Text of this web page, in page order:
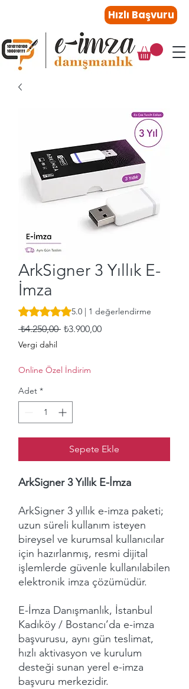
Hızlı Başvuru
ArkSigner 3 Yıllık E-
İmza
1 değerlendirmeye göre beş yıldız
5.0 | 1 değerlendirme
₺4.250,00 Normal
₺3.900,00İndirimli
Vergi dahil
Online Özel İndirim
Adet *
Sepete Ekle
ArkSigner 3 Yıllık E-İmza
ArkSigner 3 yıllık e-imza paketi;
uzun süreli kullanım isteyen
bireysel ve kurumsal kullanıcılar
için hazırlanmış, resmi dijital
işlemlerde güvenle kullanılabilen
elektronik imza çözümüdür.
E-İmza Danışmanlık, İstanbul
Kadıköy / Bostancı’da e-imza
başvurusu, aynı gün teslimat,
hızlı aktivasyon ve kurulum
desteği sunan yerel e-imza
başvuru merkezidir.